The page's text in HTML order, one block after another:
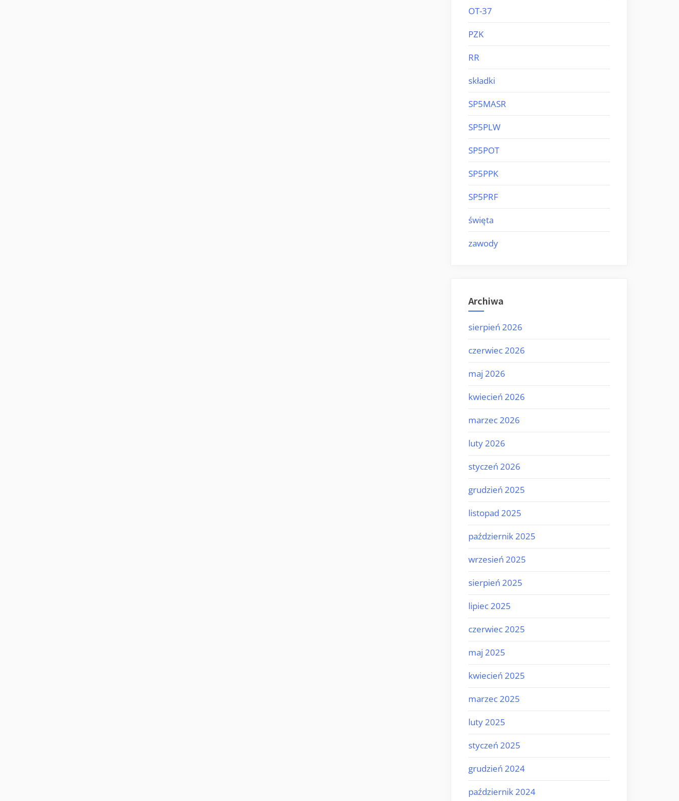
OT-37
PZK
RR
składki
SP5MASR
SP5PLW
SP5POT
SP5PPK
SP5PRF
święta
zawody
Archiwa
sierpień 2026
czerwiec 2026
maj 2026
kwiecień 2026
marzec 2026
luty 2026
styczeń 2026
grudzień 2025
listopad 2025
październik 2025
wrzesień 2025
sierpień 2025
lipiec 2025
czerwiec 2025
maj 2025
kwiecień 2025
marzec 2025
luty 2025
styczeń 2025
grudzień 2024
październik 2024